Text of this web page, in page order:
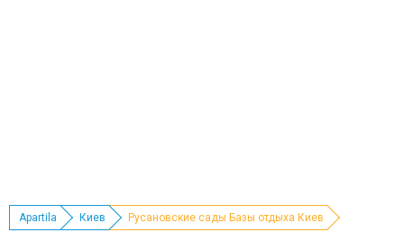
Apartila Киев Русановские сады Базы отдыха Киев